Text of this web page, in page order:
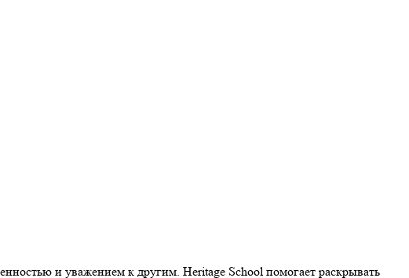
и уважением к другим. Heritage School помогает раскрывать